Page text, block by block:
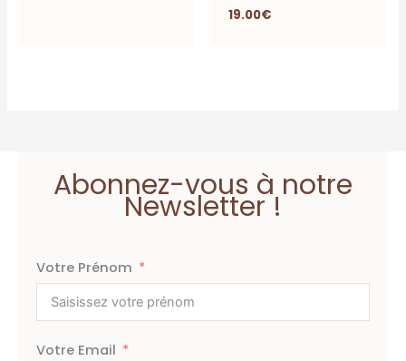
19.00€
Abonnez-vous à notre
Newsletter !
Votre Prénom
Votre Email